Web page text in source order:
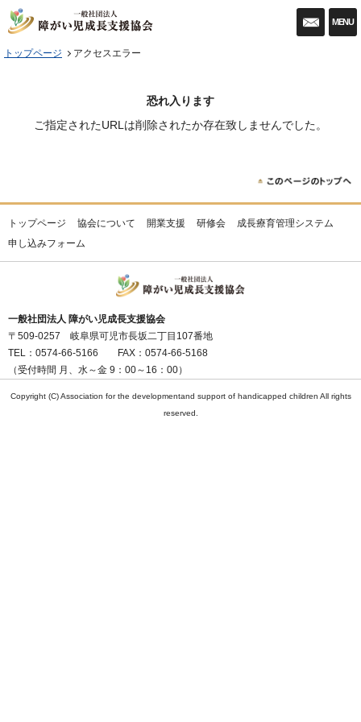
入会
MENU
トップページ アクセスエラー
恐れ入ります
ご指定されたURLは削除されたか存在致しませんでした。
トップページ 協会について 開業支援 研修会
成長療育管理システム
申し込みフォーム
一般社団法人 障がい児成長支援協会
〒509-0257 岐阜県可児市長坂二丁目107番地
TEL：0574-66-5166 FAX：0574-66-5168
（受付時間 月、水～金 9：00～16：00）
Copyright (C) Association for the developmentand support of handicapped children All rights
reserved.